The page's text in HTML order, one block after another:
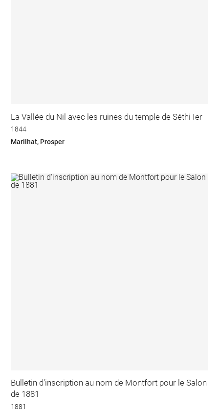
La Vallée du Nil avec les ruines du temple de Séthi Ier
1844
Marilhat, Prosper
Bulletin d'inscription au nom de Montfort pour le Salon
de 1881
1881